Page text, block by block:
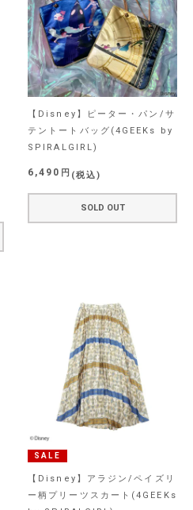
【Disney】ピーター・パン/サ
テントートバッグ(4GEEKs by
SPIRALGIRL)
6,490 税込
SOLD OUT
SALE
【Disney】アラジン/ペイズリ
ー柄プリーツスカート(4GEEKs